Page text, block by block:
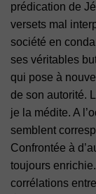
prédication de
versets mal
société en
ses véritables
qui pose à
de son autorité.
je la médite. A
semblent
Confrontée à
toujours
corrélations